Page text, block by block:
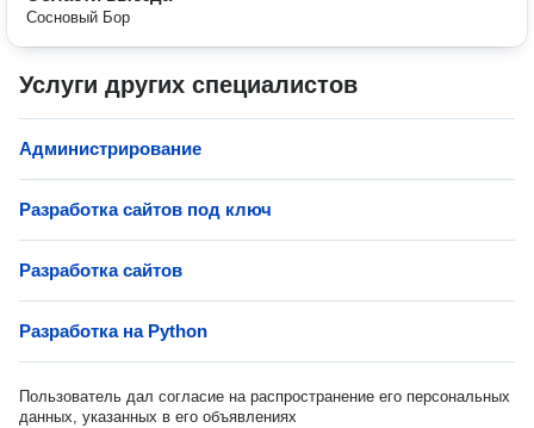
Сосновый Бор
Услуги других специалистов
Администрирование
Разработка сайтов под ключ
Разработка сайтов
Разработка на Python
Пользователь дал согласие на распространение его персональных
данных, указанных в его объявлениях